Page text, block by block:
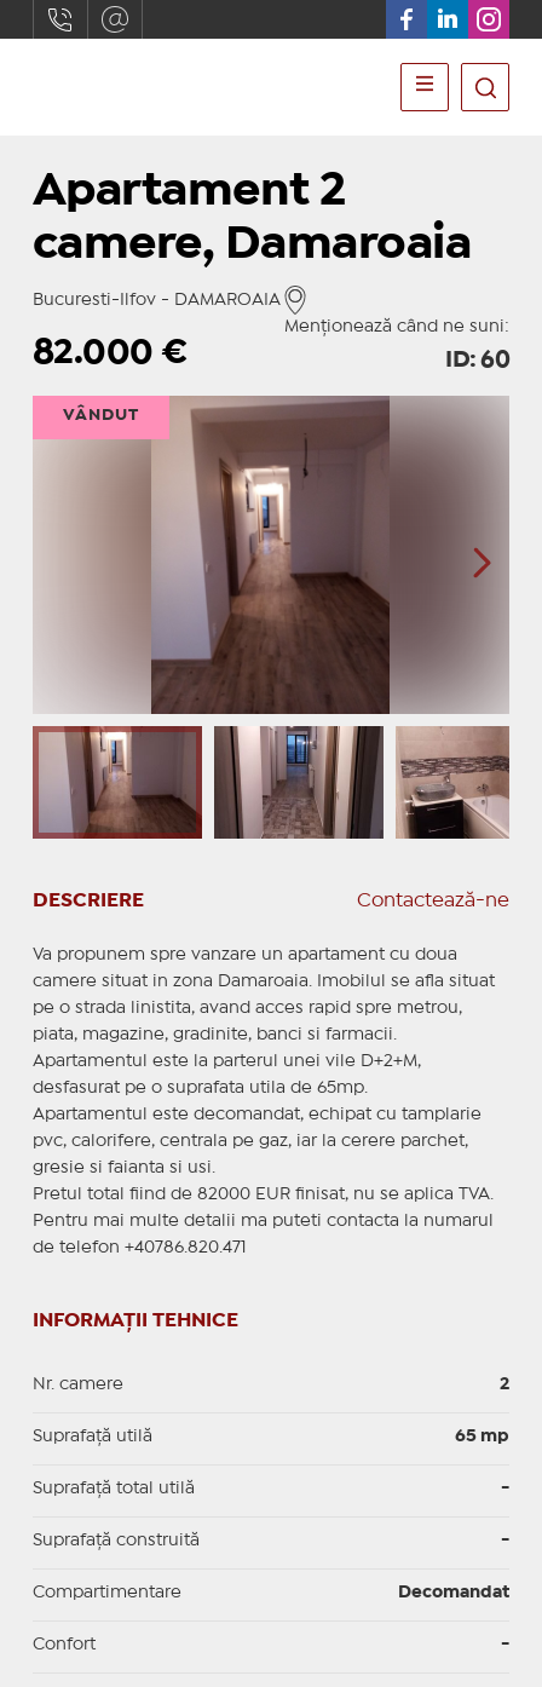
Apartament 2
camere, Damaroaia
Bucuresti-Ilfov - DAMAROAIA
Menționează când ne suni:
82.000€ ID: 60
VÂNDUT
DESCRIERE Contactează-ne
Va propunem spre vanzare un apartament cu doua
camere situat in zona Damaroaia. Imobilul se afla situat
pe o strada linistita, avand acces rapid spre metrou,
piata, magazine, gradinite, banci si farmacii.
Apartamentul este la parterul unei vile D+2+M,
desfasurat pe o suprafata utila de 65mp.
Apartamentul este decomandat, echipat cu tamplarie
pvc, calorifere, centrala pe gaz, iar la cerere parchet,
gresie si faianta si usi.
Pretul total fiind de 82000 EUR finisat, nu se aplica TVA.
Pentru mai multe detalii ma puteti contacta la numarul
de telefon +40786.820.471
INFORMAȚII TEHNICE
Nr. camere 2
Suprafaţă utilă 65 mp
Suprafaţă total utilă -
Suprafaţă construită -
Compartimentare Decomandat
Confort -